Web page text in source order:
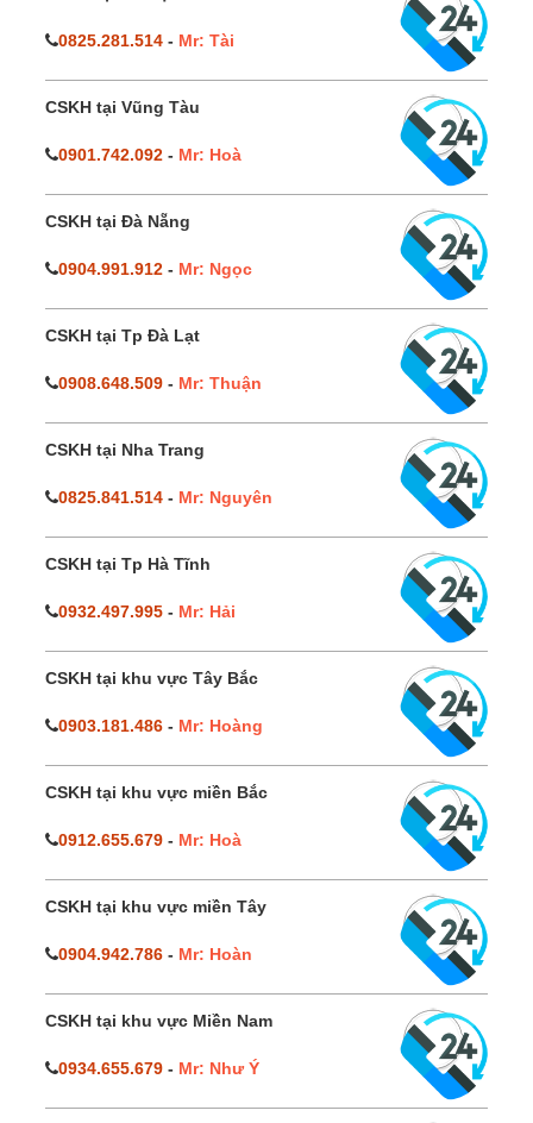
0825.281.514 - Mr: Tài
CSKH tại Vũng Tàu
0901.742.092 - Mr: Hoà
CSKH tại Đà Nẵng
0904.991.912 - Mr: Ngọc
CSKH tại Tp Đà Lạt
0908.648.509 - Mr: Thuận
CSKH tại Nha Trang
0825.841.514 - Mr: Nguyên
CSKH tại Tp Hà Tĩnh
0932.497.995 - Mr: Hải
CSKH tại khu vực Tây Bắc
0903.181.486 - Mr: Hoàng
CSKH tại khu vực miền Bắc
0912.655.679 - Mr: Hoà
CSKH tại khu vực miền Tây
0904.942.786 - Mr: Hoàn
CSKH tại khu vực Miền Nam
0934.655.679 - Mr: Như Ý